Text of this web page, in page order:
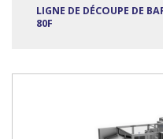
LIGNE DE DÉCOUPE DE
80F